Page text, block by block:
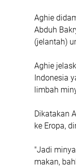
Aghie
Abduh
(jelantah)
Aghie
Indonesia
limbah
Dikatakan
ke Eropa,
"Jadi
makan,